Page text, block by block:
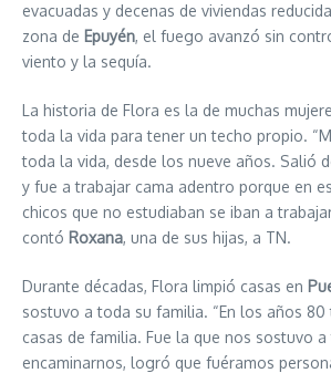
evacuadas y decenas de viviendas
zona de Epuyén, el fuego avanzó sin
viento y la sequía.
La historia de Flora es la de muchas
toda la vida para tener un techo propio.
toda la vida, desde los nueve años. Salió
y fue a trabajar cama adentro porque en
chicos que no estudiaban se iban a
contó Roxana, una de sus hijas, a TN.
Durante décadas, Flora limpió casas en
sostuvo a toda su familia. “En los años 80
casas de familia. Fue la que nos sostuvo
encaminarnos, logró que fuéramos